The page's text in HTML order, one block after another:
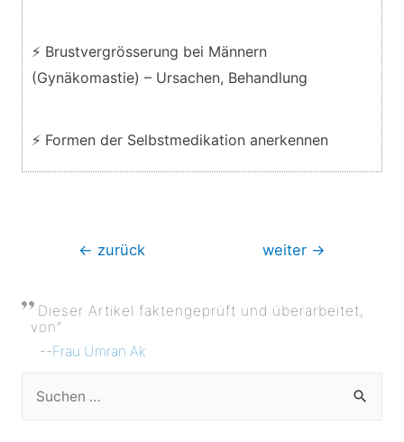
⚡ Brustvergrösserung bei Männern
(Gynäkomastie) – Ursachen, Behandlung
⚡ Formen der Selbstmedikation anerkennen
Beitragsnavigation
← zurück weiter →
Dieser Artikel faktengeprüft und überarbeitet,
von”
--Frau Ümran Ak